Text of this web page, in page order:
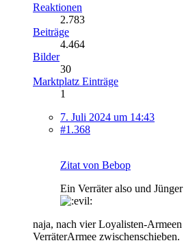
Reaktionen
2.783
Beiträge
4.464
Bilder
30
Marktplatz Einträge
1
7. Juli 2024 um 14:43
#1.368
Zitat von Bebop
Ein Verräter also und
naja, nach vier Loyalisten-
VerräterArmee zwischenschieben.